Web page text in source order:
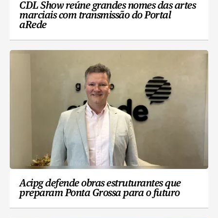
CDL Show reúne grandes nomes das artes
marciais com transmissão do Portal
aRede
Acipg defende obras estruturantes que
preparam Ponta Grossa para o futuro